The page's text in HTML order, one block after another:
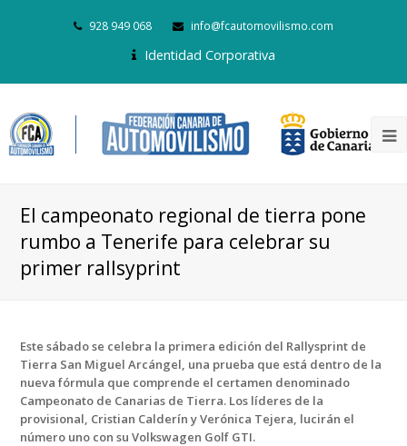
928 949 068 info@fcautomovilismo.com
Identidad Corporativa
El campeonato regional de tierra pone
rumbo a Tenerife para celebrar su
primer rallsyprint
Este sábado se celebra la primera edición del Rallysprint de
Tierra San Miguel Arcángel, una prueba que está dentro de la
nueva fórmula que comprende el certamen denominado
Campeonato de Canarias de Tierra. Los líderes de la
provisional, Cristian Calderín y Verónica Tejera, lucirán el
número uno con su Volkswagen Golf GTI.